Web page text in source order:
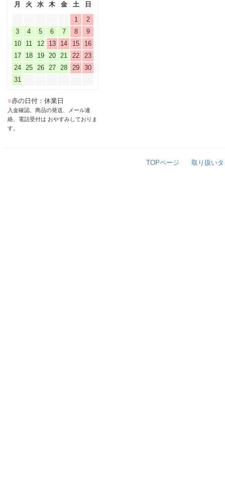
月 火 水 木 金 土
日
1
2
3
4 5 6 7 8
9
10
11 12 13 14 15
16
17
18 19 20 21 22
23
24
25 26 27 28 29
30
31
■赤の日付：休業日
入金確認、商品の発送、メール連
絡、電話受付は おやすみしておりま
す。
TOPページ 取り扱い